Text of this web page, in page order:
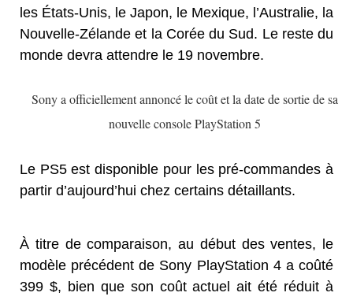
les États-Unis, le Japon, le Mexique, l’Australie, la
Nouvelle-Zélande et la Corée du Sud. Le reste du
monde devra attendre le 19 novembre.
Sony a officiellement annoncé le coût et la date de sortie de sa
nouvelle console PlayStation 5
Le PS5 est disponible pour les pré-commandes à
partir d’aujourd’hui chez certains détaillants.
À titre de comparaison, au début des ventes, le
modèle précédent de Sony PlayStation 4 a coûté
399 $, bien que son coût actuel ait été réduit à